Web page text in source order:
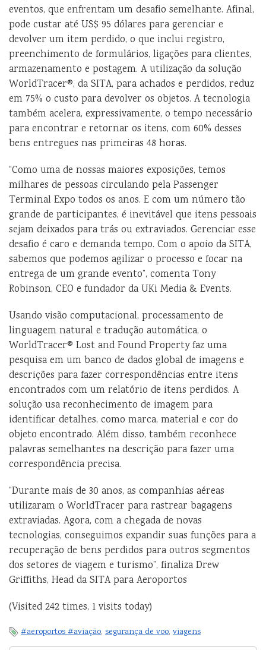
eventos, que enfrentam um desafio semelhante. Afinal,
pode custar até US$ 95 dólares para gerenciar e
devolver um item perdido, o que inclui registro,
preenchimento de formulários, ligações para clientes,
armazenamento e postagem. A utilização da solução
WorldTracer®, da SITA, para achados e perdidos, reduz
em 75% o custo para devolver os objetos. A tecnologia
também acelera, expressivamente, o tempo necessário
para encontrar e retornar os itens, com 60% desses
bens entregues nas primeiras 48 horas.
“Como uma de nossas maiores exposições, temos
milhares de pessoas circulando pela Passenger
Terminal Expo todos os anos. E com um número tão
grande de participantes, é inevitável que itens pessoais
sejam deixados para trás ou extraviados. Gerenciar esse
desafio é caro e demanda tempo. Com o apoio da SITA,
sabemos que podemos agilizar o processo e focar na
entrega de um grande evento”, comenta Tony
Robinson, CEO e fundador da UKi Media & Events.
Usando visão computacional, processamento de
linguagem natural e tradução automática, o
WorldTracer® Lost and Found Property faz uma
pesquisa em um banco de dados global de imagens e
descrições para fazer correspondências entre itens
encontrados com um relatório de itens perdidos. A
solução usa reconhecimento de imagem para
identificar detalhes, como marca, material e cor do
objeto encontrado. Além disso, também reconhece
palavras semelhantes na descrição para fazer uma
correspondência precisa.
“Durante mais de 30 anos, as companhias aéreas
utilizaram o WorldTracer para rastrear bagagens
extraviadas. Agora, com a chegada de novas
tecnologias, conseguimos expandir suas funções para a
recuperação de bens perdidos para outros segmentos
dos setores de viagem e turismo”, finaliza Drew
Griffiths, Head da SITA para Aeroportos
(Visited 242 times, 1 visits today)
#aeroportos #aviação, segurança de voo, viagens